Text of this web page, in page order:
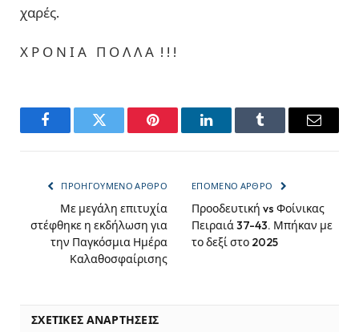
χαρές.
Χ Ρ Ο Ν Ι Α Π Ο Λ Λ Α ! ! !
FacebookTwitter Pinterest LinkedInTumblr Email
ΠΡΟΗΓΟΎΜΕΝΟ ΆΡΘΡΟ
Με μεγάλη επιτυχία
στέφθηκε η εκδήλωση για
την Παγκόσμια Ημέρα
Καλαθοσφαίρισης
ΕΠΌΜΕΝΟ ΆΡΘΡΟ
Προοδευτική vs Φοίνικας
Πειραιά 37-43. Μπήκαν με
το δεξί στο 2025
ΣΧΕΤΙΚΈΣ ΑΝΑΡΤΉΣΕΙΣ